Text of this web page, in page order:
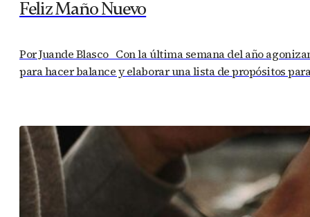
Feliz Maño Nuevo
Por Juande Blasco Con la última semana del año
para hacer balance y elaborar una lista de propósitos